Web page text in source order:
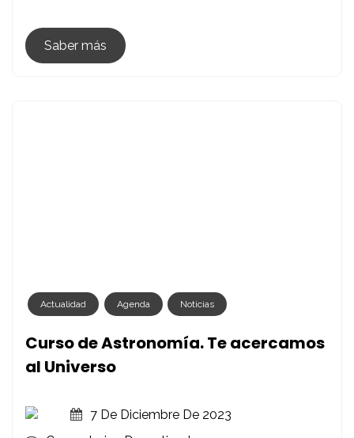
Saber más
Actualidad Agenda Noticias
Curso de Astronomía. Te acercamos
al Universo
7 De Diciembre De 2023